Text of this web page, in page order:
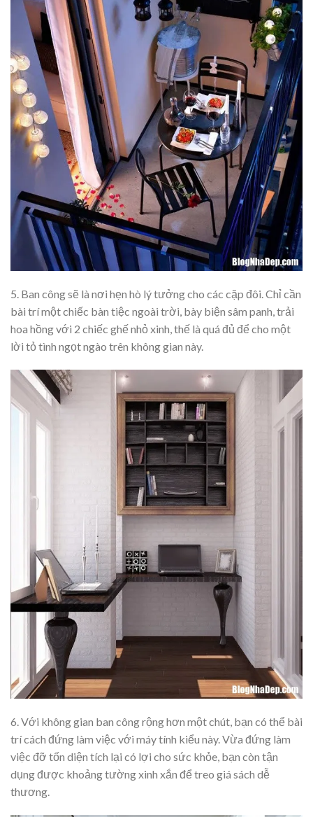
5. Ban công sẽ là nơi hẹn hò lý tưởng cho các cặp đôi. Chỉ cần
bài trí một chiếc bàn tiệc ngoài trời, bày biện sâm panh, trải
hoa hồng với 2 chiếc ghế nhỏ xinh, thế là quá đủ để cho một
lời tỏ tình ngọt ngào trên không gian này.
6. Với không gian ban công rộng hơn một chút, bạn có thể bài
trí cách đứng làm việc với máy tính kiểu này. Vừa đứng làm
việc đỡ tốn diện tích lại có lợi cho sức khỏe, bạn còn tận
dụng được khoảng tường xinh xắn để treo giá sách dễ
thương.